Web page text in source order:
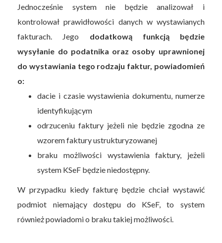
Jednocześnie system nie będzie analizował i
kontrolował prawidłowości danych w wystawianych
fakturach. Jego dodatkową funkcją będzie
wysyłanie do podatnika oraz osoby uprawnionej
do wystawiania tego rodzaju faktur, powiadomień
o:
dacie i czasie wystawienia dokumentu, numerze
identyfikującym
odrzuceniu faktury jeżeli nie będzie zgodna ze
wzorem faktury ustrukturyzowanej
braku możliwości wystawienia faktury, jeżeli
system KSeF będzie niedostępny.
W przypadku kiedy fakturę będzie chciał wystawić
podmiot niemający dostępu do KSeF, to system
również powiadomi o braku takiej możliwości.